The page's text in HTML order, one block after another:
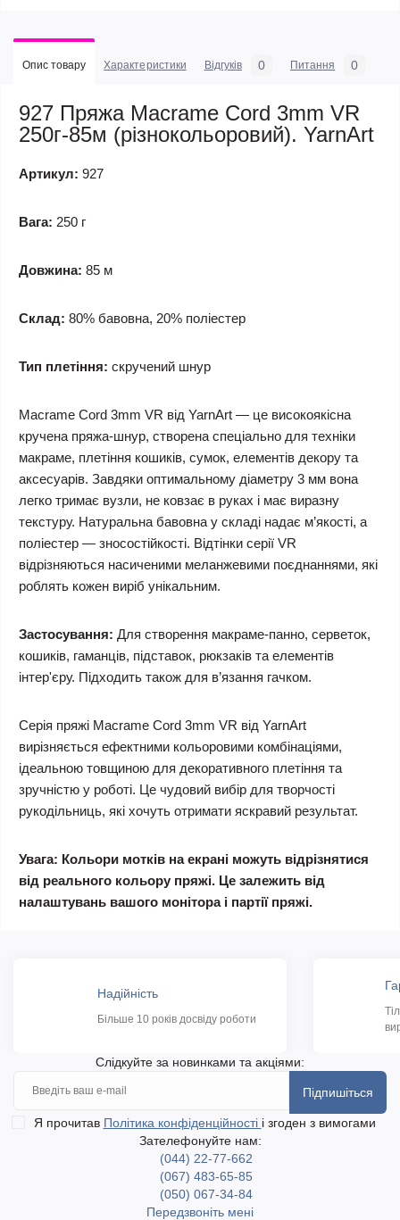
Опис товару Характеристики Відгуків 0 Питання 0
927 Пряжа Macrame Cord 3mm VR
250г-85м (різнокольоровий). YarnArt
Артикул: 927
Вага: 250 г
Довжина: 85 м
Склад: 80% бавовна, 20% поліестер
Тип плетіння: скручений шнур
Macrame Cord 3mm VR від YarnArt — це високоякісна
кручена пряжа-шнур, створена спеціально для техніки
макраме, плетіння кошиків, сумок, елементів декору та
аксесуарів. Завдяки оптимальному діаметру 3 мм вона
легко тримає вузли, не ковзає в руках і має виразну
текстуру. Натуральна бавовна у складі надає м’якості, а
поліестер — зносостійкості. Відтінки серії VR
відрізняються насиченими меланжевими поєднаннями, які
роблять кожен виріб унікальним.
Застосування: Для створення макраме-панно, серветок,
кошиків, гаманців, підставок, рюкзаків та елементів
інтер'єру. Підходить також для в’язання гачком.
Серія пряжі Macrame Cord 3mm VR від YarnArt
вирізняється ефектними кольоровими комбінаціями,
ідеальною товщиною для декоративного плетіння та
зручністю у роботі. Це чудовий вибір для творчості
рукодільниць, які хочуть отримати яскравий результат.
Увага: Кольори мотків на екрані можуть відрізнятися
від реального кольору пряжі. Це залежить від
налаштувань вашого монітора і партії пряжі.
Надійність
Більше 10 років досвіду роботи
Слідкуйте за новинками та акціями:
Підпишіться
Я прочитав Політика конфіденційності і згоден з вимогами
Зателефонуйте нам:
(044) 22-77-662
(067) 483-65-85
(050) 067-34-84
Передзвоніть мені